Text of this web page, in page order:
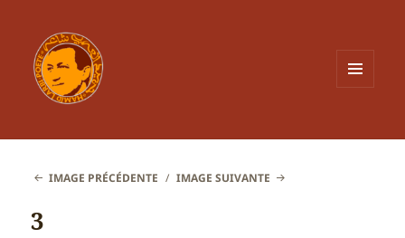
IMAGE PRÉCÉDENTE IMAGE SUIVANTE
3